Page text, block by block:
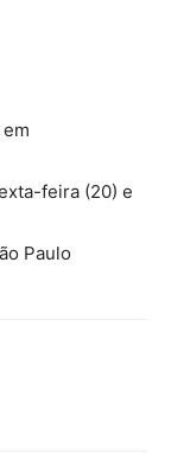
feira (20) e
Paulo